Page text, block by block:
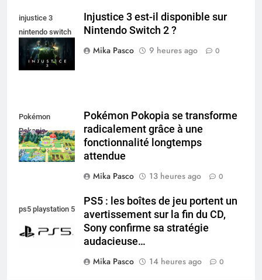
injustice 3
nintendo switch
Injustice 3 est-il disponible sur
Nintendo Switch 2 ?
Mika Pasco
9 heures ago 0
Pokémon
Pokopia
Pokémon Pokopia se transforme
radicalement grâce à une
fonctionnalité longtemps
attendue
Mika Pasco
13 heures ago 0
ps5 playstation 5
PS5 : les boîtes de jeu portent un
avertissement sur la fin du CD,
Sony confirme sa stratégie
audacieuse…
Mika Pasco
14 heures ago 0